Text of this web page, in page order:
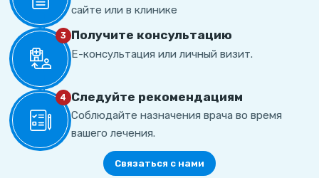
сайте или в клинике
3 Получите консультацию
Е-консультация или личный визит.
4 Cледуйте рекомендациям
Соблюдайте назначения врача во время
вашего лечения.
Связаться с нами